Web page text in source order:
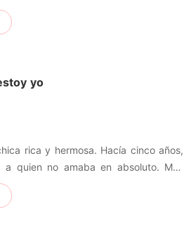
el cómplice de su hermana. Cinco
en busca de venganza. Hasta
yo
rica y hermosa. Hacía cinco años,
quien no amaba en absoluto. Más
para estar con su mejor amor.
último se enamoró de la hermana